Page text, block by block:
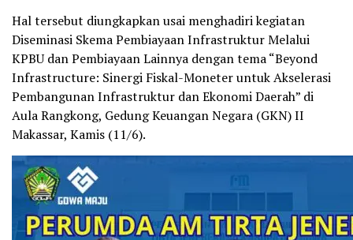
Hal tersebut diungkapkan usai menghadiri kegiatan
Diseminasi Skema Pembiayaan Infrastruktur Melalui
KPBU dan Pembiayaan Lainnya dengan tema “Beyond
Infrastructure: Sinergi Fiskal-Moneter untuk Akselerasi
Pembangunan Infrastruktur dan Ekonomi Daerah” di
Aula Rangkong, Gedung Keuangan Negara (GKN) II
Makassar, Kamis (11/6).